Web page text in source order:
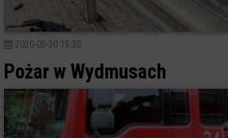
2020-05-30 15:35
Pożar w Wydmusach